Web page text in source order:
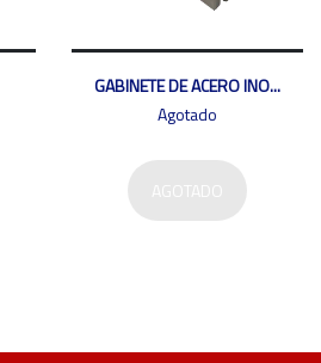
GABINETE DE ACERO INO...
Agotado